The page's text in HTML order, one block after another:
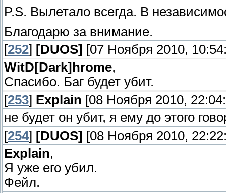
P.S. Вылетало всегда. В
Благодарю за внимание.
[252] [DUОS] [07 Ноября 2010,
WitD[Dark]hrome,
Спасибо. Баг будет убит.
[253] Explain [08 Ноября 2010,
не будет он убит, я ему до этого
[254] [DUОS] [08 Ноября 2010,
Explain,
Я уже его убил.
Фейл.